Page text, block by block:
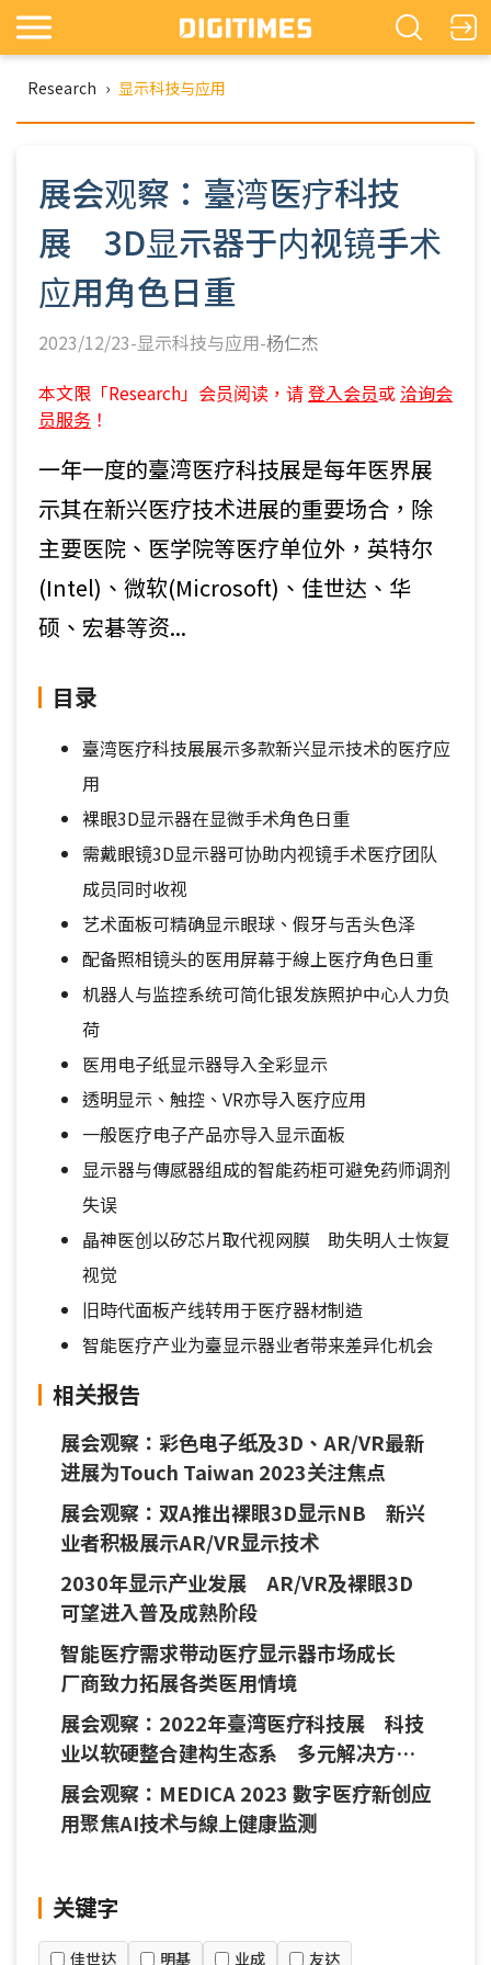
Research › 显示科技与应用
展会观察：臺湾医疗科技
展 3D显示器于内视镜手术
应用角色日重
2023/12/23-显示科技与应用-杨仁杰
本文限「Research」会员阅读，请登入会员或 洽询会
员服务 ！
一年一度的臺湾医疗科技展是每年医界展
示其在新兴医疗技术进展的重要场合，除
主要医院、医学院等医疗单位外，英特尔
(Intel)、微软(Microsoft)、佳世达、华
硕、宏碁等资...
目录
臺湾医疗科技展展示多款新兴显示技术的医疗应
用
裸眼3D显示器在显微手术角色日重
需戴眼镜3D显示器可协助内视镜手术医疗团队
成员同时收视
艺术面板可精确显示眼球、假牙与舌头色泽
配备照相镜头的医用屏幕于線上医疗角色日重
机器人与监控系统可简化银发族照护中心人力负
荷
医用电子纸显示器导入全彩显示
透明显示、触控、VR亦导入医疗应用
一般医疗电子产品亦导入显示面板
显示器与傳感器组成的智能药柜可避免药师调剂
失误
晶神医创以矽芯片取代视网膜 助失明人士恢复
视觉
旧時代面板产线转用于医疗器材制造
智能医疗产业为臺显示器业者带来差异化机会
相关报告
展会观察：彩色电子纸及3D、AR/VR最新
进展为Touch Taiwan 2023关注焦点
展会观察：双A推出裸眼3D显示NB 新兴
业者积极展示AR/VR显示技术
2030年显示产业发展 AR/VR及裸眼3D
可望进入普及成熟阶段
智能医疗需求带动医疗显示器市场成长
厂商致力拓展各类医用情境
展会观察：2022年臺湾医疗科技展 科技
业以软硬整合建构生态系 多元解决方案
助医疗數字转型
展会观察：MEDICA 2023 數字医疗新创应
用聚焦AI技术与線上健康监测
关键字
佳世达 明基 业成 友达